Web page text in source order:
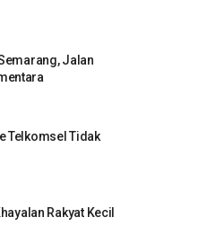
Jalan
Telkomsel Tidak
Rakyat Kecil